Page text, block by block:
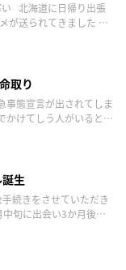
北海道に日帰り出張
が送られてきました 雪
取り
態宣言が出されてしま
けてしう人がいると
生
続きをさせていただき
旬に出会い3か月後の